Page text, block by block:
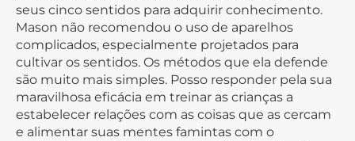
seus cinco sentidos para adquirir conhecimento.
Mason não recomendou o uso de aparelhos
complicados, especialmente projetados para
cultivar os sentidos. Os métodos que ela defende
são muito mais simples. Posso responder pela sua
maravilhosa eficácia em treinar as crianças a
estabelecer relações com as coisas que as cercam
e alimentar suas mentes famintas com o